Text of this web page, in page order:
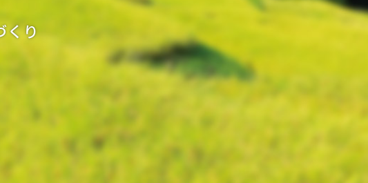
くり